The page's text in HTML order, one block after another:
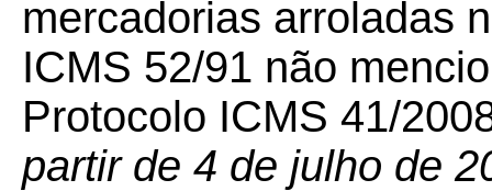
mercadorias arroladas
ICMS 52/91 não
Protocolo ICMS 41/
partir de 4 de julho de